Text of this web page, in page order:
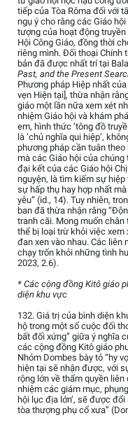
tiếp của Tòa Rôma đối với
ngụ ý cho rằng các Giáo
tượng của hoạt động truyền
Hội Công Giáo, đồng thời
riêng mình. Đối thoại Chính
bản đã được nhất trí tại
Past, and the Present
Phương pháp Hiệp nhất
vẹn Hiện tại], thừa nhận
giáo một lần nữa xem xét
nhiệm Giáo hội và khám
em, hình thức ‘tông đồ
là ‘chủ nghĩa qui hiệp’,
phương pháp cần tuân
mà các Giáo hội của chúng
đại kết của các Giáo hội
nguyện, là tìm kiếm sự hiệp
sự hấp thụ hay hợp nhất
yêu” (id., 14). Tuy nhiên,
ban đã thừa nhận rằng
tranh cãi. Mong muốn
thể bị loại trừ khỏi việc xem
đan xen vào nhau. Các
chạy trốn khỏi những tình
2023, 2.6).
* Các cộng đồng Kitô giáo
diện khu vực
132. Giá trị của bình diện
hộ trong một số cuộc đối
bất đối xứng” giữa ý nghĩa
các cộng đồng Kitô giáo
Nhóm Dombes bày tỏ “hy
hiện tại sẽ nhận được, với
rộng lớn về thẩm quyền
nhiệm các giám mục,
hội lục địa lớn’, sẽ được
tòa thượng phụ cổ xưa”